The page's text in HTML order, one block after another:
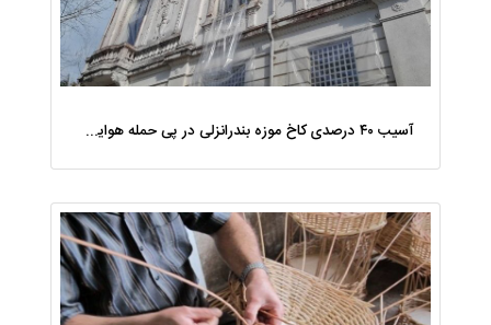
آسیب ۴۰ درصدی کاخ موزه بندرانزلی در پی حمله هوایی ۲۸ اسفند